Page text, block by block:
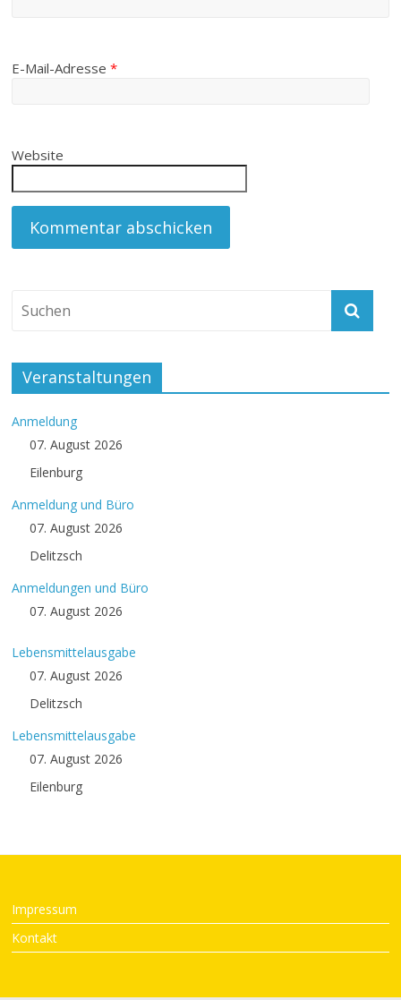
E-Mail-Adresse*
Website
Veranstaltungen
Anmeldung
07. August 2026
Eilenburg
Anmeldung und Büro
07. August 2026
Delitzsch
Anmeldungen und Büro
07. August 2026
Lebensmittelausgabe
07. August 2026
Delitzsch
Lebensmittelausgabe
07. August 2026
Eilenburg
Impressum
Kontakt